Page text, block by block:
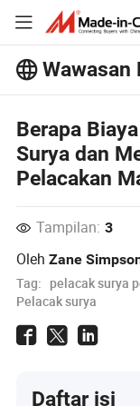
Wawasan
Lihat Lainnya
Berapa
Surya dan
Pelacakan
Tampilan: 3
OlehZane
Tag: pelacak surya
Pelacak surya
Daftar isi